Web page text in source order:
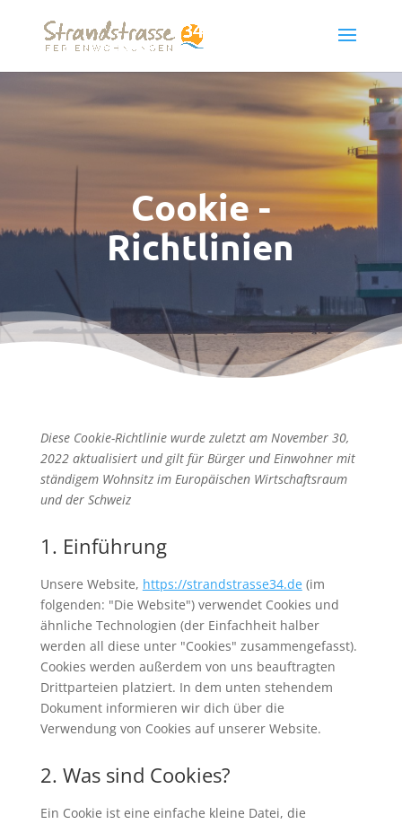
Cookie -
Richtlinien
Diese Cookie-Richtlinie wurde zuletzt am November 30,
2022 aktualisiert und gilt für Bürger und Einwohner mit
ständigem Wohnsitz im Europäischen Wirtschaftsraum
und der Schweiz
1. Einführung
Unsere Website, https://strandstrasse34.de(im
folgenden: "Die Website") verwendet Cookies und
ähnliche Technologien (der Einfachheit halber
werden all diese unter "Cookies" zusammengefasst).
Cookies werden außerdem von uns beauftragten
Drittparteien platziert. In dem unten stehendem
Dokument informieren wir dich über die
Verwendung von Cookies auf unserer Website.
2. Was sind Cookies?
Ein Cookie ist eine einfache kleine Datei, die